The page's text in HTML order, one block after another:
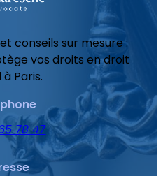
conseils sur mesure :
vos droits en droit
Paris.
78 47